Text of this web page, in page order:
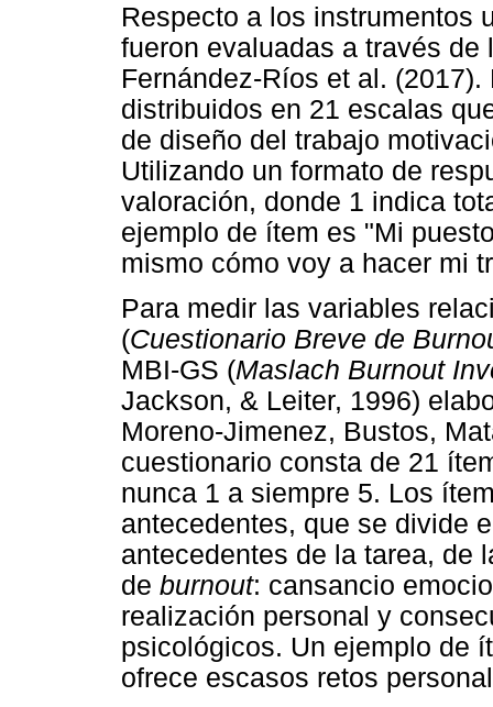
Respecto a los instrumentos
fueron evaluadas a través
Fernández-Ríos et al.
distribuidos en 21 escalas
de diseño del trabajo
Utilizando un formato de
valoración, donde 1 indica
ejemplo de ítem es "Mi
mismo cómo voy a hacer mi
Para medir las variables
(Cuestionario Breve de
MBI-GS (Maslach Burnout
Jackson, & Leiter, 1996)
Moreno-Jimenez, Bustos,
cuestionario consta de 21
nunca 1 a siempre 5. Los
antecedentes, que se divide
antecedentes de la tarea, de
de burnout: cansancio
realización personal y
psicológicos. Un ejemplo de
ofrece escasos retos